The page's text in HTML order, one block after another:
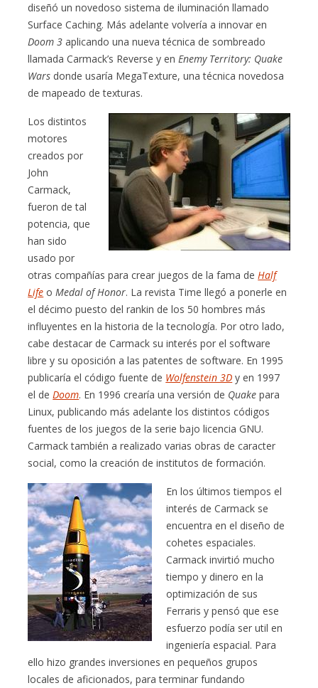
diseñó un novedoso sistema de iluminación llamado
Surface Caching. Más adelante volvería a innovar en
Doom 3 aplicando una nueva técnica de sombreado
llamada Carmack’s Reverse y enEnemy Territory: Quake
Wars donde usaría MegaTexture, una técnica novedosa
de mapeado de texturas.
Los distintos
motores
creados por
John
Carmack,
fueron de tal
potencia, que
han sido
usado por
otras compañías para crear juegos de la fama deHalf
Life oMedal of Honor. La revista Time llegó a ponerle en
el décimo puesto del rankin de los 50 hombres más
influyentes en la historia de la tecnología. Por otro lado,
cabe destacar de Carmack su interés por el software
libre y su oposición a las patentes de software. En 1995
publicaría el código fuente de Wolfenstein 3D y en 1997
el deDoom. En 1996 crearía una versión de Quake para
Linux, publicando más adelante los distintos códigos
fuentes de los juegos de la serie bajo licencia GNU.
Carmack también a realizado varias obras de caracter
social, como la creación de institutos de formación.
En los últimos tiempos el
interés de Carmack se
encuentra en el diseño de
cohetes espaciales.
Carmack invirtió mucho
tiempo y dinero en la
optimización de sus
Ferraris y pensó que ese
esfuerzo podía ser util en
ingeniería espacial. Para
ello hizo grandes inversiones en pequeños grupos
locales de aficionados, para terminar fundando